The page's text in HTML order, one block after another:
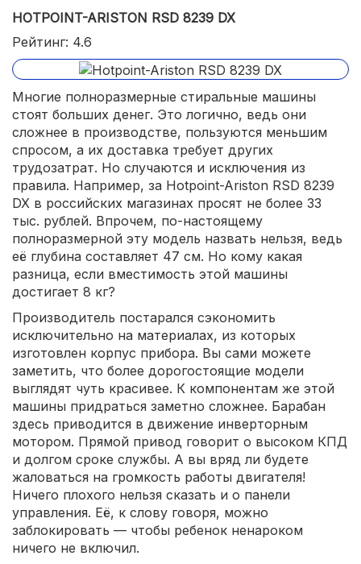
HOTPOINT-ARISTON RSD 8239 DX
Рейтинг: 4.6
Многие полноразмерные стиральные машины
стоят больших денег. Это логично, ведь они
сложнее в производстве, пользуются меньшим
спросом, а их доставка требует других
трудозатрат. Но случаются и исключения из
правила. Например, за Hotpoint-Ariston RSD 8239
DX в российских магазинах просят не более 33
тыс. рублей. Впрочем, по-настоящему
полноразмерной эту модель назвать нельзя, ведь
её глубина составляет 47 см. Но кому какая
разница, если вместимость этой машины
достигает 8 кг?
Производитель постарался сэкономить
исключительно на материалах, из которых
изготовлен корпус прибора. Вы сами можете
заметить, что более дорогостоящие модели
выглядят чуть красивее. К компонентам же этой
машины придраться заметно сложнее. Барабан
здесь приводится в движение инверторным
мотором. Прямой привод говорит о высоком КПД
и долгом сроке службы. А вы вряд ли будете
жаловаться на громкость работы двигателя!
Ничего плохого нельзя сказать и о панели
управления. Её, к слову говоря, можно
заблокировать — чтобы ребенок ненароком
ничего не включил.